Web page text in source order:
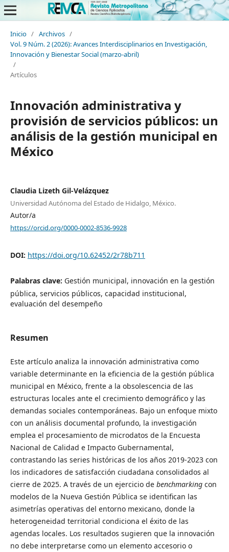
Inicio / Archivos /
Vol. 9 Núm. 2 (2026): Avances Interdisciplinarios en Investigación,
Innovación y Bienestar Social (marzo-abril)
/
Artículos
Innovación administrativa y
provisión de servicios públicos: un
análisis de la gestión municipal en
México
Claudia Lizeth Gil-Velázquez
Universidad Autónoma del Estado de Hidalgo, México.
Autor/a
https://orcid.org/0000-0002-8536-9928
DOI: https://doi.org/10.62452/2r78b711
Palabras clave: Gestión municipal, innovación en la gestión
pública, servicios públicos, capacidad institucional,
evaluación del desempeño
Resumen
Este artículo analiza la innovación administrativa como
variable determinante en la eficiencia de la gestión pública
municipal en México, frente a la obsolescencia de las
estructuras locales ante el crecimiento demográfico y las
demandas sociales contemporáneas. Bajo un enfoque mixto
con un análisis documental profundo, la investigación
emplea el procesamiento de microdatos de la Encuesta
Nacional de Calidad e Impacto Gubernamental,
contrastando las series históricas de los años 2019-2023 con
los indicadores de satisfacción ciudadana consolidados al
cierre de 2025. A través de un ejercicio de benchmarkingcon
modelos de la Nueva Gestión Pública se identifican las
asimetrías operativas del entorno mexicano, donde la
heterogeneidad territorial condiciona el éxito de las
agendas locales. Los resultados sugieren que la innovación
no debe interpretarse como un elemento accesorio o